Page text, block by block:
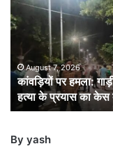
गाड़ी
टकराने
पर
खूनी
झड़प,
20
पर
August 7, 2026
कांवड़ियों पर हमला:
हत्या के प्रयास का केस
By yash